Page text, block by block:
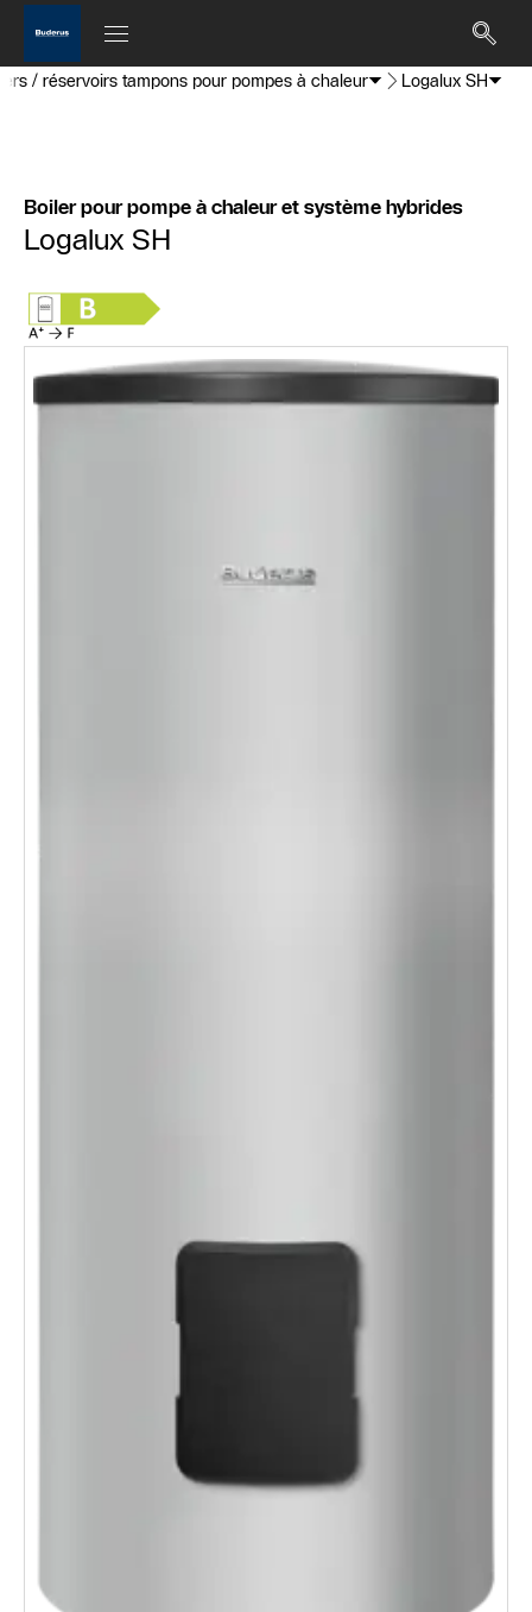
/ réservoirs tampons pour pompes à chaleur Logalux SH
Boiler pour pompe à chaleur et système hybrides
Logalux SH